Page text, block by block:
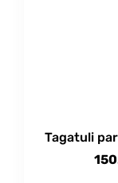
Tagatuli